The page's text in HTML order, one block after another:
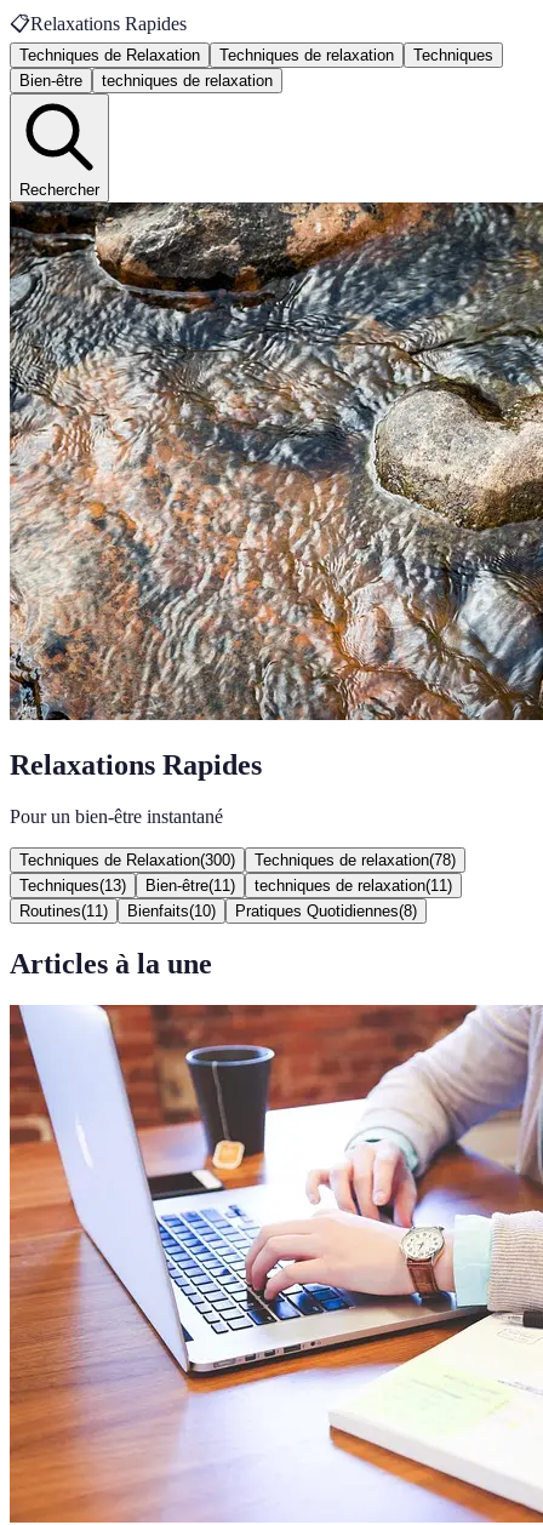
📋Relaxations Rapides
Techniques de Relaxation Techniques de relaxation
Techniques
Bien-être
techniques de relaxation
Rechercher
Relaxations Rapides
Pour un bien-être instantané
Techniques de Relaxation(300) Techniques de relaxation(78)
Techniques(13) Bien-être(11 ) techniques de relaxation(11 )
Routines(11 ) Bienfaits(10) Pratiques Quotidiennes(8)
Articles à la une